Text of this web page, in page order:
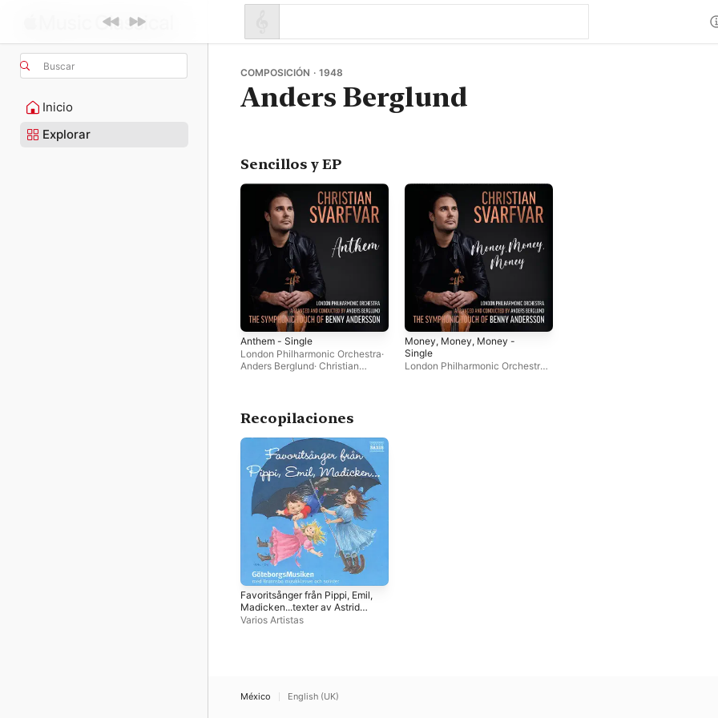
Buscar
Inicio
Explorar
COMPOSICIÓN · 1948
Anders Berglund
Sencillos y EP
Anthem - Single
London Philharmonic Orchestra·
Anders Berglund· Christian
Money, Money, Money -
Single
London Philharmonic Orchestra ·
Recopilaciones
Favoritsånger från Pippi, Emil,
Madicken...texter av Astrid
Lindgren
Varios Artistas
México English (UK)